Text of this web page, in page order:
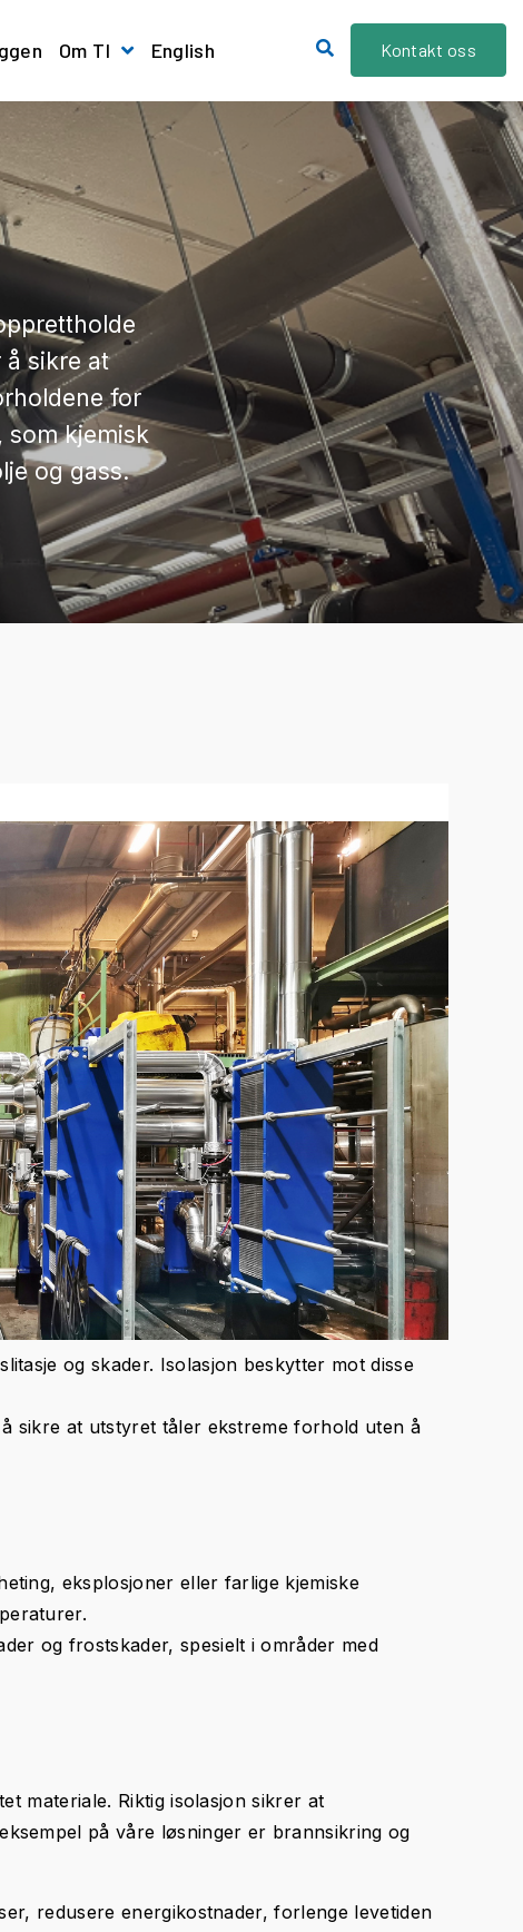
Referanser
Om TI Show submenu for Om TI
English Kontakt oss
sikre at
for
som kjemisk
og gass.
og skader. Isolasjon beskytter mot disse
sikre at utstyret tåler ekstreme forhold uten å
eksplosjoner eller farlige kjemiske
og frostskader, spesielt i områder med
materiale. Riktig isolasjon sikrer at
på våre løsninger er brannsikring og
redusere energikostnader, forlenge levetiden